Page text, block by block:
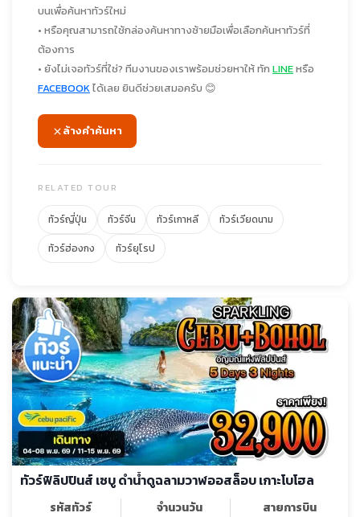
บนเพื่อค้นหาทัวร์ใหม่
• หรือคุณสามารถใช้กล่องค้นหาทางซ้ายมือเพื่อเลือกค้นหาทัวร์ที่
ต้องการ
• ยังไม่เจอทัวร์ที่ใช่? ทีมงานของเราพร้อมช่วยหาให้ ทัก LINEหรือ
FACEBOOKได้เลย ยินดีช่วยเสมอครับ 😊
ล้างคำค้นหา
RELATED TOUR
ทัวร์ญี่ปุ่น ทัวร์จีน ทัวร์เกาหลี
ทัวร์เวียดนาม
ทัวร์ฮ่องกง
ทัวร์ยุโรป
ทัวร์ฟิลิปปินส์ เซบู ดำน้ำดูฉลามวาฬออสล็อบ เกาะโบโฮล
รหัสทัวร์
จำนวนวัน
สายการบิน